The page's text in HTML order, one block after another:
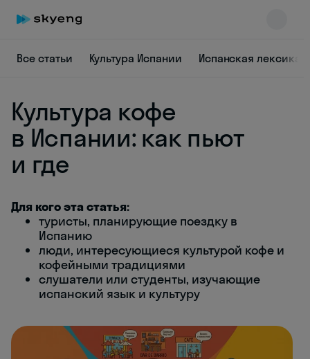
Все статьи Культура Испании Испанская лексика
Культура кофе
в Испании: как пьют
и где
Для кого эта статья:
туристы, планирующие поездку в
Испанию
люди, интересующиеся культурой кофе и
кофейными традициями
слушатели или студенты, изучающие
испанский язык и культуру
Skyeng Chat